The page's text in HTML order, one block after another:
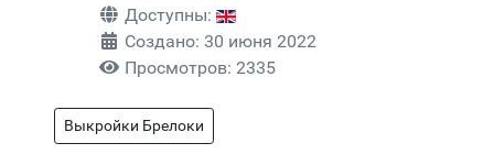
Доступны:
Создано: 30 июня 2022
Просмотров: 2335
Выкройки Брелоки